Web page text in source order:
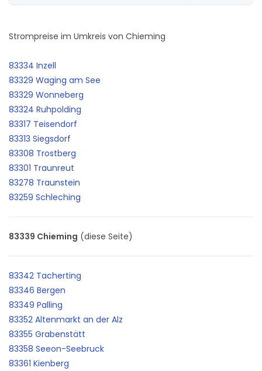
Strompreise im Umkreis von Chieming
83334 Inzell
83329 Waging am See
83329 Wonneberg
83324 Ruhpolding
83317 Teisendorf
83313 Siegsdorf
83308 Trostberg
83301 Traunreut
83278 Traunstein
83259 Schleching
83339 Chieming (diese Seite)
83342 Tacherting
83346 Bergen
83349 Palling
83352 Altenmarkt an der Alz
83355 Grabenstätt
83358 Seeon-Seebruck
83361 Kienberg